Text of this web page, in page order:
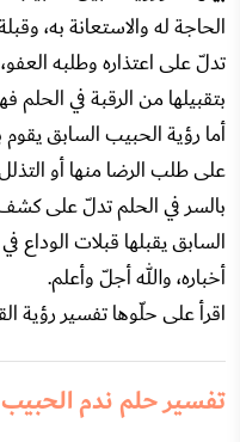
الحاجة له والاستعانة به،
تدلّ على اعتذاره وطلبه
بتقبيلها من الرقبة في
أما رؤية الحبيب السابق يقوم
على طلب الرضا منها أو
بالسر في الحلم تدلّ على كشف
السابق يقبلها قبلات الوداع
أخباره، والله أجلّ وأعلم.
اقرأ على حلّوها تفسير رؤية
تفسير حلم ندم